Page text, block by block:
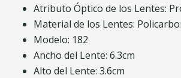
Atributo Óptico de los Lentes:
Material de los Lentes:
Modelo: 182
Ancho del Lente: 6.3cm
Alto del Lente: 3.6cm